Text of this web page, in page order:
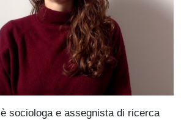
è sociologa e assegnista di ricerca